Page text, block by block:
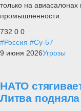
только на
промышленности.
732 0 0
#Россия #Су-57
9 июня 2026Угрозы
НАТО
Литва